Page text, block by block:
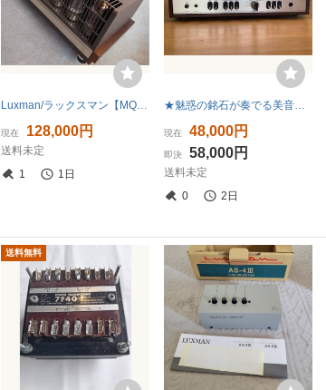
Luxman/ラックスマン【MQ-360】管球式ステレオ・パワーアンプ★スターサーキット◆真空管メインアンプ●使用僅少￥32万■GE6550A▽現状渡し
現在 128,000円
送料未定
1
1日
★魅惑の銘石が奏でる美音★ラックスマン/LUXMAN SQ-505X（徹底整備）
現在 48,000円
即決 58,000円
送料未定
0
2日
送料無料